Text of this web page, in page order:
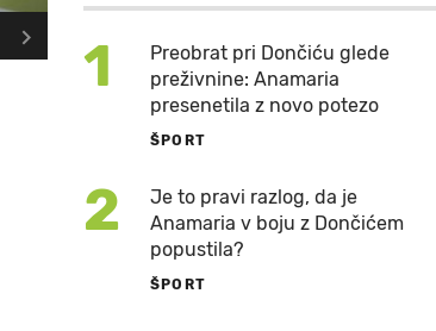
1
Preobrat pri Dončiću glede
preživnine: Anamaria
presenetila z novo potezo
ŠPORT
2
Je to pravi razlog, da je
Anamaria v boju z Dončićem
popustila?
ŠPORT